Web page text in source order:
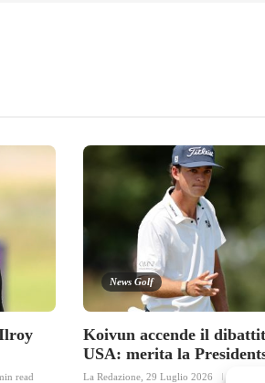
read
News Golf
Koivun accende il
USA: merita la
La Redazione, 29 Luglio 2026